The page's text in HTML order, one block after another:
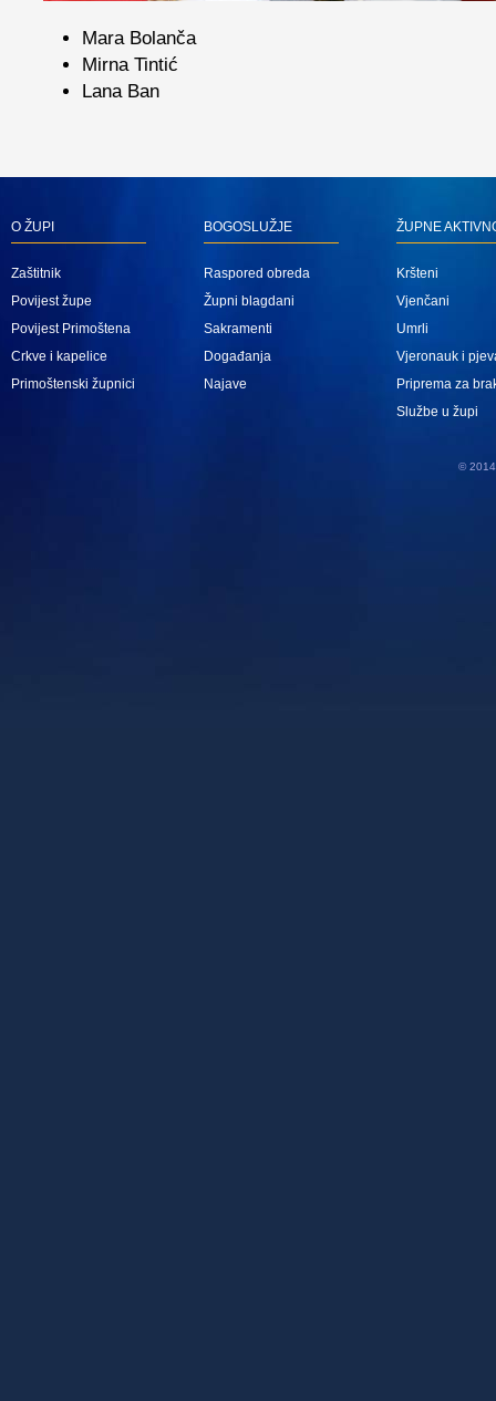
Mara Bolanča
Mirna Tintić
Lana Ban
O ŽUPI
Zaštitnik
Povijest župe
Povijest Primoštena
Crkve i kapelice
Primoštenski župnici
BOGOSLUŽJE
Raspored obreda
Župni blagdani
Sakramenti
Događanja
Najave
ŽUPNE
Kršteni
Vjenčani
Umrli
Vjeronauk i
Priprema za
Službe u župi
© 2014